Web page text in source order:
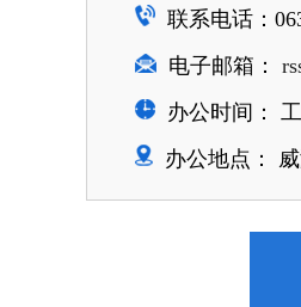
联系电话：
电子邮箱：
办公时间：
办公地点：